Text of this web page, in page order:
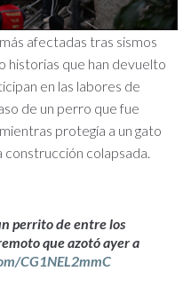
afectadas tras sismos
historias que han devuelto
en las labores de
de un perro que fue
protegía a un gato
colapsada.
perrito de entre los
que azotó ayer a
CG1NEL2mmC